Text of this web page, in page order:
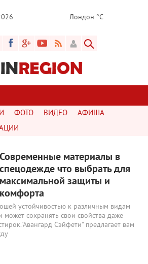
Лондон °C
ФОТО ВИДЕО
АФИША
Современные материалы в
спецодежде что выбрать для
максимальной защиты и
комфорта
устойчивостью к различным видам
может сохранять свои свойства даже
Сэйфети" предлагает вам